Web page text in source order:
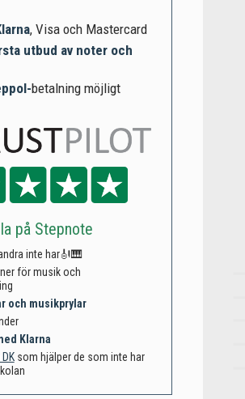
, Visa och Mastercard
utbud av noter och
betalning möjligt
på Stepnote
inte har🎻🎹
för musik och
och musikprylar
Klarna
som hjälper de som inte har